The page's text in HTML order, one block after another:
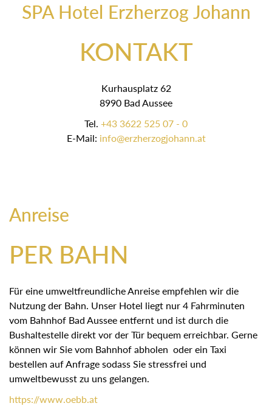
SPA Hotel Erzherzog Johann
KONTAKT
Kurhausplatz 62
8990 Bad Aussee
Tel. +43 3622 525 07 - 0
E-Mail: info@erzherzogjohann.at
Anreise
PER BAHN
Für eine umweltfreundliche Anreise empfehlen wir die
Nutzung der Bahn. Unser Hotel liegt nur 4 Fahrminuten
vom Bahnhof Bad Aussee entfernt und ist durch die
Bushaltestelle direkt vor der Tür bequem erreichbar. Gerne
können wir Sie vom Bahnhof abholen oder ein Taxi
bestellen auf Anfrage sodass Sie stressfrei und
umweltbewusst zu uns gelangen.
https://www.oebb.at